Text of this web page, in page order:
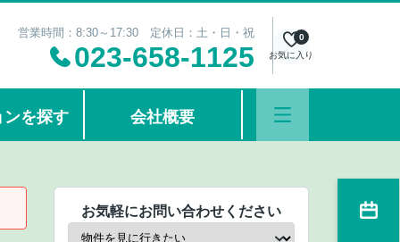
営業時間：8:30～17:30 定休日：土・日・祝
023-658-1125 お気に入り
0
ンを探す 会社概要
お気軽にお問い合わせください